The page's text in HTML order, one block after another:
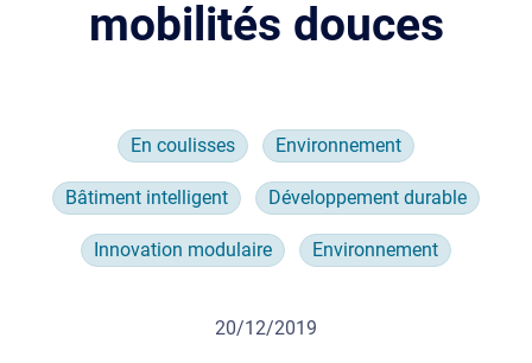
mobilités douces
En coulisses Environnement
Bâtiment intelligent Développement durable
Innovation modulaire Environnement
20/12/2019